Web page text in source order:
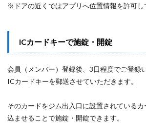
※ドアの近くではアプリへ位置情報を許可し
ICカードキーで施錠・開錠
会員（メンバー）登録後、3日程度でご登録
ICカードキーを郵送させていただきます。
そのカードをジム出入口に設置されている
込ませることで施錠・開錠できます。